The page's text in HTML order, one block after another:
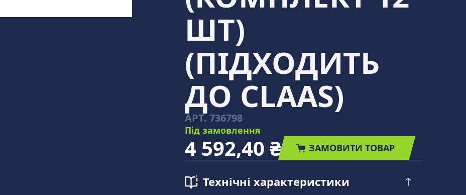
ШТ)
(ПІДХОДИТЬ
ДО CLAAS)
АРТ.736798
Під замовлення
4 592,40 ₴ ЗАМОВИТИ ТОВАР
Технічні характеристики